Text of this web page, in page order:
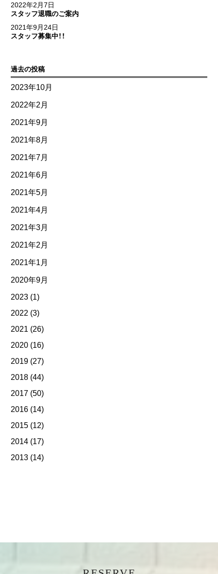
2022年2月7日
スタッフ退職のご案内
2021年9月24日
スタッフ募集中！！
過去の投稿
2023年10月
2022年2月
2021年9月
2021年8月
2021年7月
2021年6月
2021年5月
2021年4月
2021年3月
2021年2月
2021年1月
2020年9月
2023 (1)
2022 (3)
2021 (26)
2020 (16)
2019 (27)
2018 (44)
2017 (50)
2016 (14)
2015 (12)
2014 (17)
2013 (14)